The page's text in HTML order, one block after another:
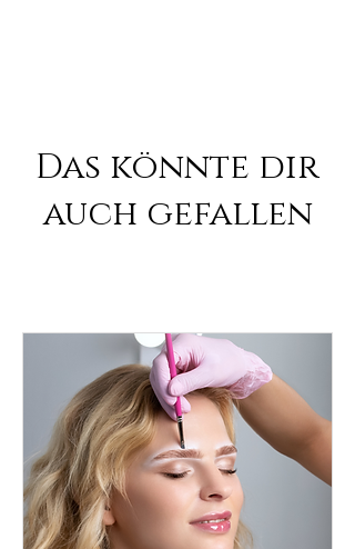
Das könnte dir
auch gefallen